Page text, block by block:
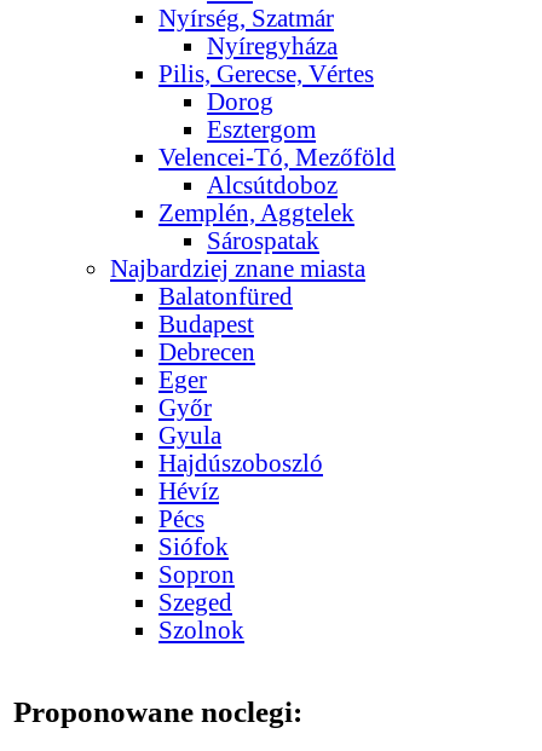
Nyírség, Szatmár
Nyíregyháza
Pilis, Gerecse, Vértes
Dorog
Esztergom
Velencei-Tó, Mezőföld
Alcsútdoboz
Zemplén, Aggtelek
Sárospatak
Najbardziej znane miasta
Balatonfüred
Budapest
Debrecen
Eger
Győr
Gyula
Hajdúszoboszló
Hévíz
Pécs
Siófok
Sopron
Szeged
Szolnok
Proponowane noclegi: